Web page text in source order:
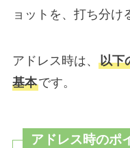
ョットを、打ち分け
アドレス時は、 以下
基本です。
アドレス時のポ